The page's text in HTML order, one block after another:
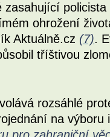
zasahující
ohrožení
Aktuálně.cz (7).
tříštivou
rozsáhlé
na výboru